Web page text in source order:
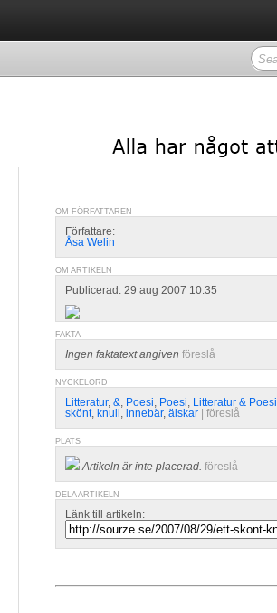
OM FÖRFATTAREN
Författare:
Åsa Welin
OM ARTIKELN
Publicerad: 29 aug 2007 10:35
FAKTA
Ingen faktatext angiven föreslå
NYCKELORD
Litteratur, &, Poesi, Poesi, Litteratur & Poesi
skönt, knull , innebär, älskar föreslå
PLATS
Artikeln är inte placerad. föreslå
DELA ARTIKELN
Länk till artikeln: